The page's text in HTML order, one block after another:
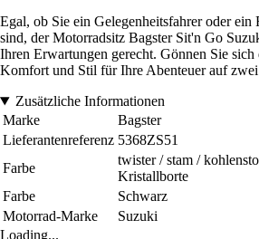
Egal, ob Sie ein Gelegenheitsfahrer oder ein
sind, der Motorrad­sitz Bagster Sit'n Go
Ihren Erwartungen gerecht. Gönnen Sie sich
Komfort und Stil für Ihre Abenteuer auf
Zusätzliche Informationen
Marke
Bagster
Lieferantenreferenz 5368ZS51
Farbe
twister / stam /
Kristallborte
Farbe
Schwarz
Motorrad-Marke
Suzuki
Loading...